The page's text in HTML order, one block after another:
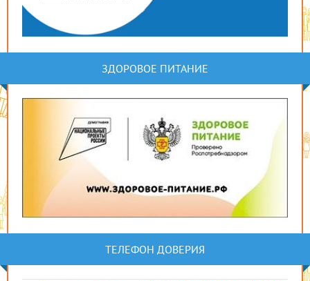
ЗДОРОВОЕ ПИТАНИЕ
ТЕЛЕФОН ДОВЕРИЯ